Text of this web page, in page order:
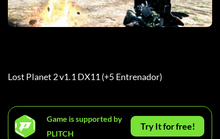
Lost Planet 2 v1.1 DX11 (+5 Entrenador)
Game is supported by
PLITCH
Try It for free!